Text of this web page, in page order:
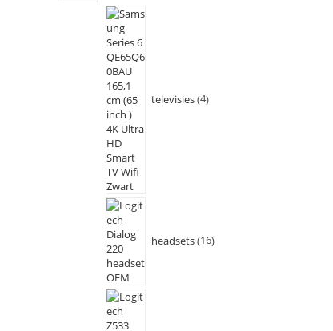
televisies 4
headsets 16